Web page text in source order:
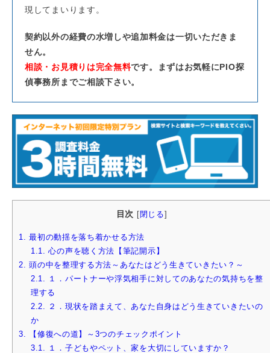
現してまいります。
契約以外の経費の水増しや追加料金は一切いただきま
せん。
相談・お見積りは完全無料です。まずはお気軽にPIO探
偵事務所までご相談下さい。
目次 閉じる
1.
最初の動揺を落ち着かせる方法
1.1.
心の声を聴く方法【筆記開示】
2.
頭の中を整理する方法～あなたはどう生きていきたい？～
2.1.
１．パートナーや浮気相手に対してのあなたの気持ちを整
理する
2.2.
２．現状を踏まえて、あなた自身はどう生きていきたいの
か
3.
【修復への道】～3つのチェックポイント
3.1.
１．子どもやペット、家を大切にしていますか？